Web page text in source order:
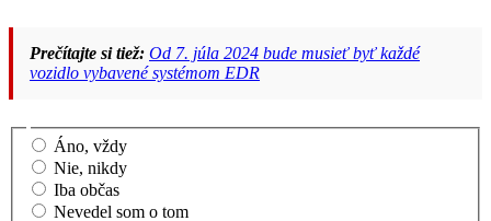
Prečítajte si tiež: Od 7. júla 2024 bude musieť byť každé
vozidlo vybavené systémom EDR
Áno, vždy
Nie, nikdy
Iba občas
Nevedel som o tom